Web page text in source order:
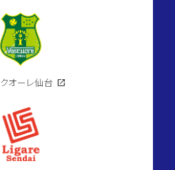
オーレ仙台 open_in_new